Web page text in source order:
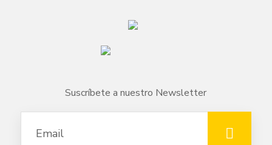
Suscríbete a nuestro Newsletter